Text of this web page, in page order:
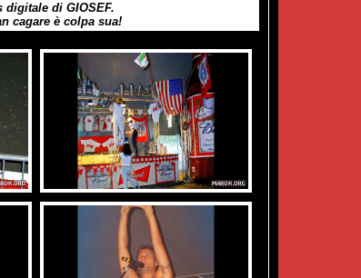
digitale di GIOSEF.
cagare è colpa sua!